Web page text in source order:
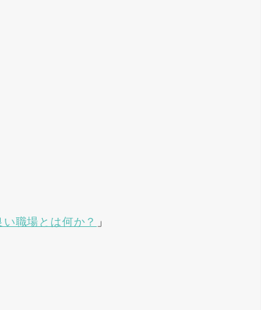
職場とは何か？ 」